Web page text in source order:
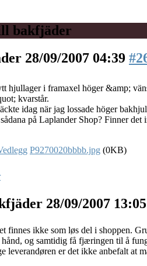
bakfjäder
28/09/2007 04:39
hjullager i framaxel höger &amp;
kvarstår.
idag när jag lossade höger
på Laplander Shop? Finner det
P9270020bbbb.jpg (0KB)
28/09/2007 13:05
finnes ikke som løs del i shoppen.
og samtidig få fjæringen til å
leverandøren er det ikke anbefalt at